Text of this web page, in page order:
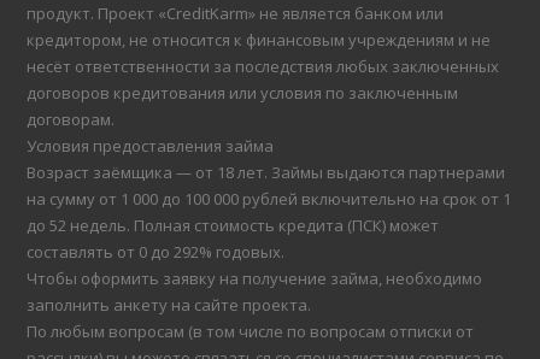
продукт. Проект «CreditKarm» не является банком или
кредитором, не относится к финансовым учреждениям и не
несёт ответственности за последствия любых заключенных
договоров кредитования или условия по заключенным
договорам.
Условия предоставления займа
Возраст заёмщика — от 18 лет. Займы выдаются партнерами
на сумму от 1 000 до 100 000 рублей включительно на срок от 1
до 52 недель. Полная стоимость кредита (ПСК) может
составлять от 0 до 292% годовых.
Чтобы оформить заявку на получение займа, необходимо
заполнить анкету на сайте проекта.
По любым вопросам (в том числе по вопросам отписки от